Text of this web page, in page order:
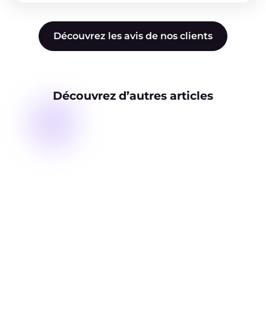
Découvrez les avis de nos clients
Découvrez d’autres articles